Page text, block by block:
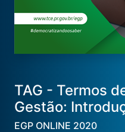
TAG - Termos
Gestão:
EGP ONLINE 2020